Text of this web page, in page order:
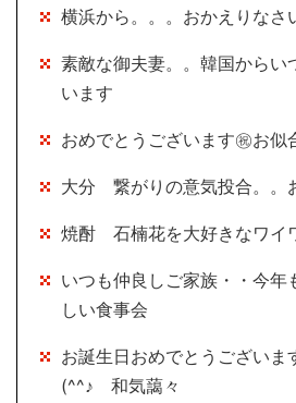
横浜から。。。おかえりなさ
素敵な御夫妻。。韓国からい
います
おめでとうございます㊗お似
大分 繋がりの意気投合。。
焼酎 石楠花を大好きなワイ
いつも仲良しご家族・・今年
しい食事会
お誕生日おめでとうございま
(^^♪ 和気藹々